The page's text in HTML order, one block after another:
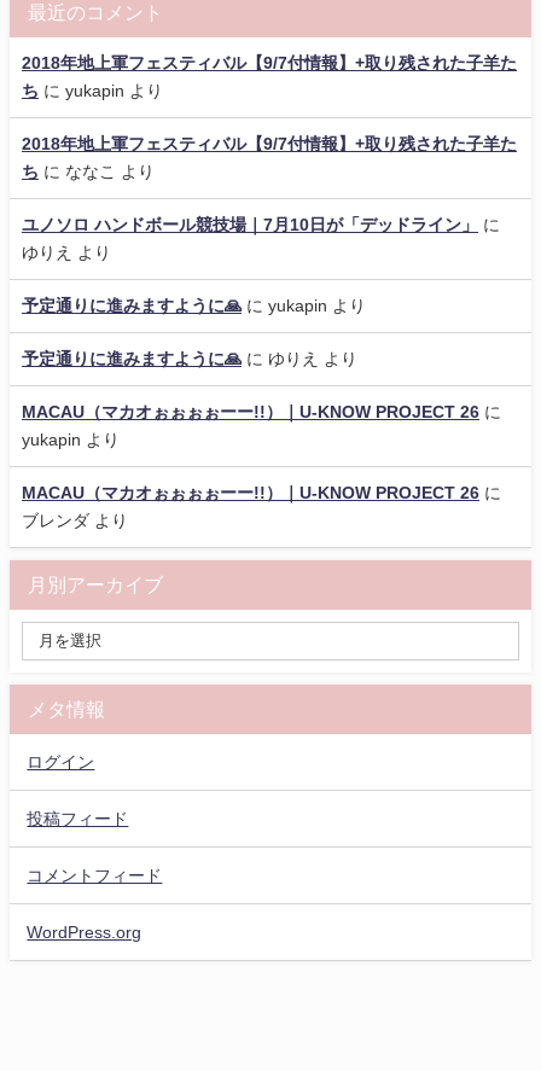
最近のコメント
2018年地上軍フェスティバル【9/7付情報】+取り残された子羊た
ち に yukapin より
2018年地上軍フェスティバル【9/7付情報】+取り残された子羊た
ち に ななこ より
ユノソロ ハンドボール競技場｜7月10日が「デッドライン」
に
ゆりえ
より
予定通りに進みますように🙏 に yukapin より
予定通りに進みますように🙏 に ゆりえ より
MACAU（マカオぉぉぉぉーー!!）｜U-KNOW PROJECT 26 に
yukapin より
MACAU（マカオぉぉぉぉーー!!）｜U-KNOW PROJECT 26 に
ブレンダ より
月別アーカイブ
メタ情報
ログイン
投稿フィード
コメントフィード
WordPress.org